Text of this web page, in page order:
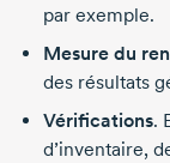
par exemple.
Mesure du
des résultats
Vérifications.
d’inventaire,